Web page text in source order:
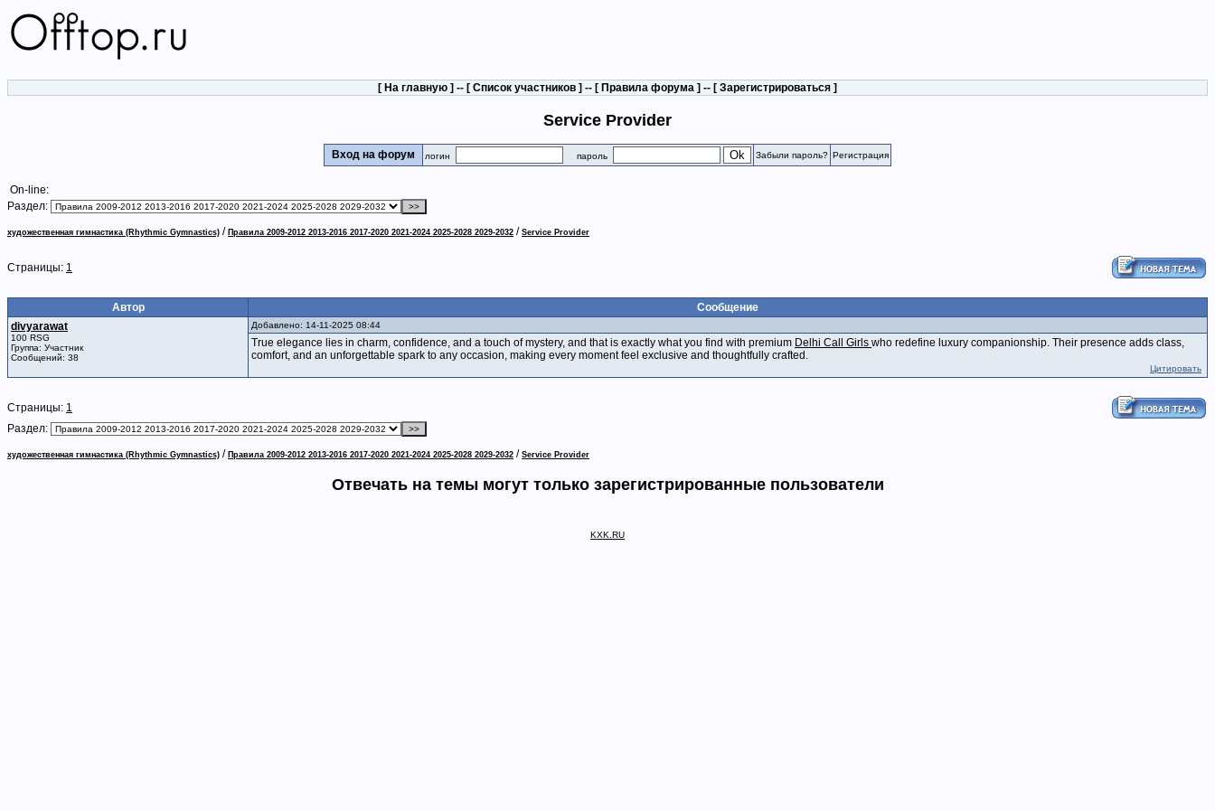
[ На главную ] -- [ Список участников ] -- [ Правила форума ] -- [ Зарегистрироваться ]
Service Provider
Вход на форум логин пароль Забыли пароль? Регистрация
On-line:
Раздел:
художественная гимнастика (Rhythmic Gymnastics) / Правила 2009-2012 2013-2016 2017-2020 2021-2024 2025-2028 2029-2032 / Service Provider
Страницы: 1
Автор
Сообщение
divyarawat
100 RSG
Группа: Участник
Сообщений: 38
Добавлено: 14-11-2025 08:44
True elegance lies in charm, confidence, and a touch of mystery, and that is exactly what you find with premium Delhi Call Girls who redefine luxury companionship. Their presence adds class,
comfort, and an unforgettable spark to any occasion, making every moment feel exclusive and thoughtfully crafted.
Цитировать
Страницы: 1
Раздел:
художественная гимнастика (Rhythmic Gymnastics) / Правила 2009-2012 2013-2016 2017-2020 2021-2024 2025-2028 2029-2032 / Service Provider
Отвечать на темы могут только зарегистрированные пользователи
KXK.RU